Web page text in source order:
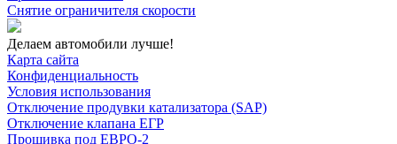
Снятие ограничителя скорости
Делаем автомобили лучше!
Карта сайта
Конфиденциальность
Условия использования
Отключение продувки катализатора (SAP)
Отключение клапана ЕГР
Прошивка под ЕВРО-2